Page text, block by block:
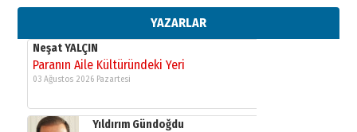
YAZARLAR
11 Mayıs 2026 Pazartesi
Neşat YALÇIN
Paranın Aile Kültüründeki Yeri
03 Ağustos 2026 Pazartesi
Yıldırım Gündoğdu